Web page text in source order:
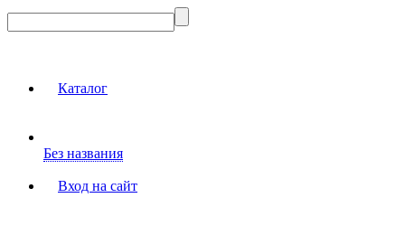
Каталог
Без названия
Вход на сайт